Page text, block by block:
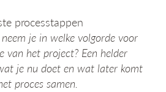
processtappen
je in welke volgorde voor
van het project? Een helder
je nu doet en wat later komt
proces samen.